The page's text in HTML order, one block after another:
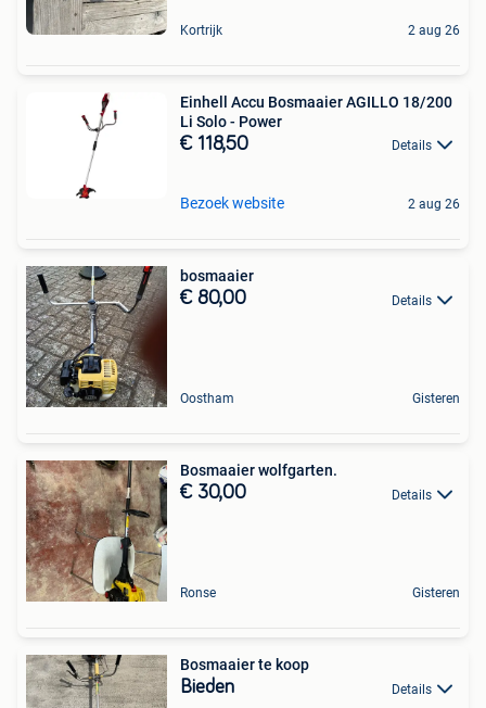
Kortrijk 2 aug 26
Einhell Accu Bosmaaier AGILLO 18/200
Li Solo - Power
€ 118,50 Details
Bezoek website 2 aug 26
bosmaaier
€ 80,00 Details
Oostham Gisteren
Bosmaaier wolfgarten.
€ 30,00 Details
Ronse Gisteren
Bosmaaier te koop
Bieden Details